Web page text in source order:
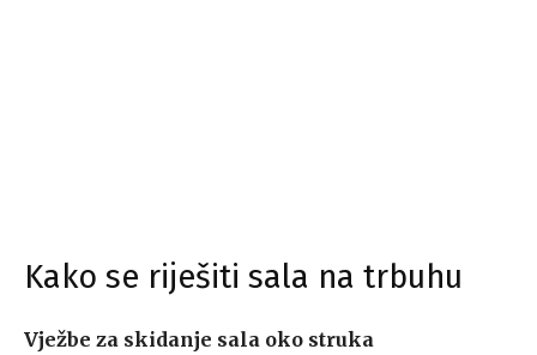
Kako se riješiti sala na trbuhu
Vježbe za skidanje sala oko struka